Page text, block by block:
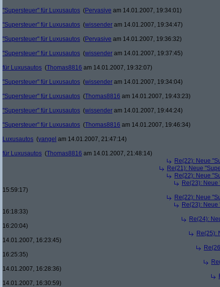
"Supersteuer" für Luxusautos (Pervasive am 14.01.2007, 19:34:01)
"Supersteuer" für Luxusautos (wissender am 14.01.2007, 19:34:47)
"Supersteuer" für Luxusautos (Pervasive am 14.01.2007, 19:36:32)
"Supersteuer" für Luxusautos (wissender am 14.01.2007, 19:37:45)
für Luxusautos (Thomas8816 am 14.01.2007, 19:32:07)
"Supersteuer" für Luxusautos (wissender am 14.01.2007, 19:34:04)
"Supersteuer" für Luxusautos (Thomas8816 am 14.01.2007, 19:43:23)
"Supersteuer" für Luxusautos (wissender am 14.01.2007, 19:44:24)
"Supersteuer" für Luxusautos (Thomas8816 am 14.01.2007, 19:46:34)
Luxusautos (yangel am 14.01.2007, 21:47:14)
für Luxusautos (Thomas8816 am 14.01.2007, 21:48:14)
Re(22): Neue
Re(21): Neue
Re(22): Neue
Re(23):
15:59:17)
Re(22): Neue
Re(23):
16:18:33)
Re(24):
16:20:04)
Re(25):
14.01.2007, 16:23:45)
16:25:35)
14.01.2007, 16:28:36)
14.01.2007, 16:30:59)